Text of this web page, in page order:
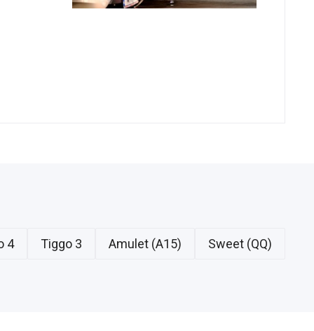
4 Tiggo 3 Amulet (A15) Sweet (QQ)